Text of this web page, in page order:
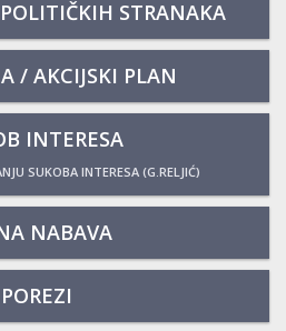
STRANAKA
/ AKCIJSKI PLAN
INTERESA
SUKOBA INTERESA (G.RELJIĆ)
NABAVA
POREZI